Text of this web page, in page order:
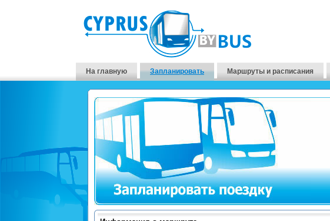
На главную Запланировать Маршруты и расписания